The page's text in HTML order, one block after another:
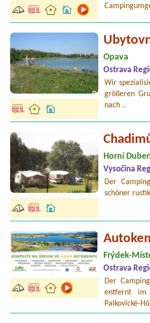
Opava
Ostrava
Wir
größeren
nach ..
Horní
Vysočina
Der
schöner
Frýdek-
Ostrava
Der
entfernt im
Palkovické-